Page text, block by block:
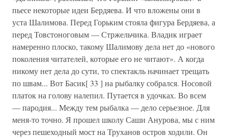
пьесе некоторые идеи Бердяева. И что вложены они в
уста Шалимова. Перед Горьким стояла фигура Бердяева, а
перед Товстоноговым — Стржельчика. Владик играет
намеренно плоско, такому Шалимову дела нет до «нового
поколения читателей, которые его не читают». А когда
никому нет дела до сути, то спектакль начинает трещать
по швам... Вот Басик[ 33 ] на рыбалку собрался. Носовой
платок на голову налепил. Путается в удочках. Во всем
— пародия... Между тем рыбалка — дело серьезное. Для
меня-то точно. Я прошел школу Саши Анурова, мы с ним
через пешеходный мост на Труханов остров ходили. Он